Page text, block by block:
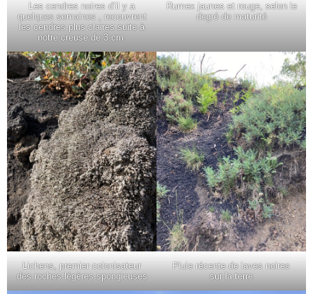
Les cendres noires d’il y a
quelques semaines , recouvrent
les cendres plus claires suite à
notre creuse de 3 cm.
Rumex jaunes et rouge, selon le
degré de maturité
Lichens, premier colonisateur
des roches légères spongieuses
Pluie récente de laves noires
sur la terre